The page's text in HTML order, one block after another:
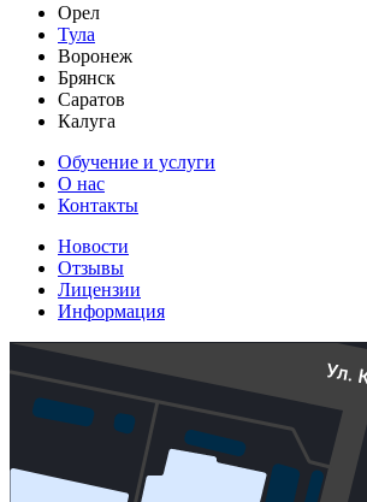
Орел
Тула
Воронеж
Брянск
Саратов
Калуга
Обучение и услуги
О нас
Контакты
Новости
Отзывы
Лицензии
Информация